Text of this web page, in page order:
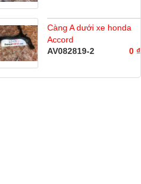
Càng A dưới xe honda
Accord
AV082819-2
0 ₫